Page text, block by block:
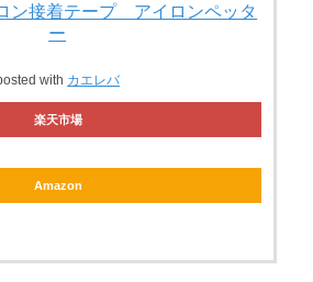
ン接着テープ アイロンペッタ
ー
with カエレバ
楽天市場
Amazon